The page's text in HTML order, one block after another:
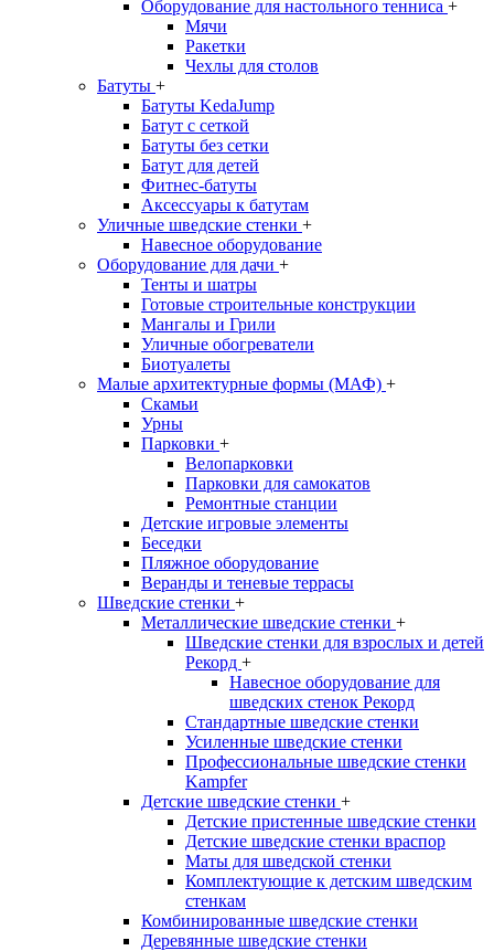
Оборудование для настольного тенниса +
Мячи
Ракетки
Чехлы для столов
Батуты +
Батуты KedaJump
Батут с сеткой
Батуты без сетки
Батут для детей
Фитнес-батуты
Аксессуары к батутам
Уличные шведские стенки +
Навесное оборудование
Оборудование для дачи +
Тенты и шатры
Готовые строительные конструкции
Мангалы и Грили
Уличные обогреватели
Биотуалеты
Малые архитектурные формы (МАФ) +
Скамьи
Урны
Парковки +
Велопарковки
Парковки для самокатов
Ремонтные станции
Детские игровые элементы
Беседки
Пляжное оборудование
Веранды и теневые террасы
Шведские стенки +
Металлические шведские стенки +
Шведские стенки для взрослых и детей
Рекорд +
Навесное оборудование для
шведских стенок Рекорд
Стандартные шведские стенки
Усиленные шведские стенки
Профессиональные шведские стенки
Kampfer
Детские шведские стенки +
Детские пристенные шведские стенки
Детские шведские стенки враспор
Маты для шведской стенки
Комплектующие к детским шведским
стенкам
Комбинированные шведские стенки
Деревянные шведские стенки